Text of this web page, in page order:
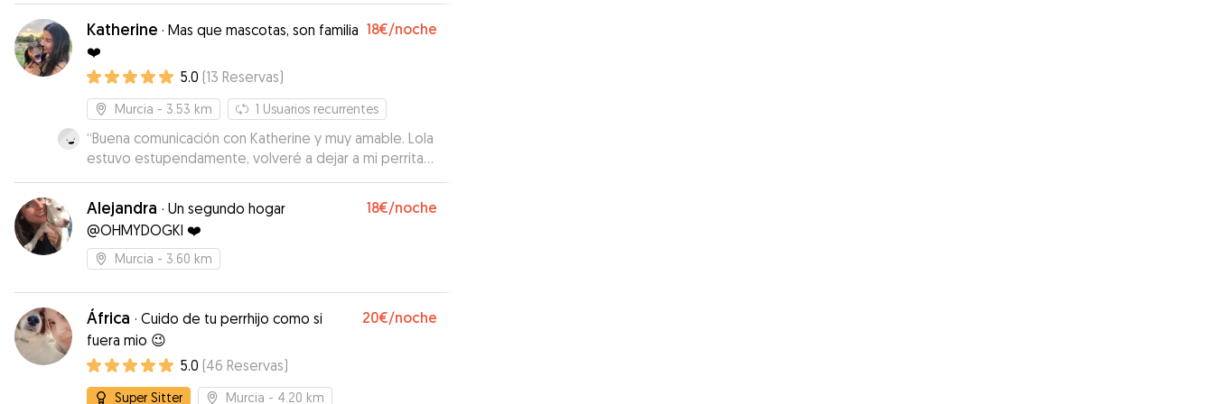
Katherine · Mas que mascotas, son familia
❤️
18€/noche
5.0 (13 Reservas)
Murcia - 3.53 km 1 Usuarios recurrentes
“Buena comunicación con Katherine y muy amable. Lola
estuvo estupendamente, volveré a dejar a mi perrita
de nuevo con ella sin duda.”
Alejandra · Un segundo hogar
@OHMYDOGKI ❤️
18€/noche
Murcia - 3.60 km
África · Cuido de tu perrhijo como si
fuera mio 😉
20€/noche
5.0 (46 Reservas)
Super Sitter Murcia - 4.20 km